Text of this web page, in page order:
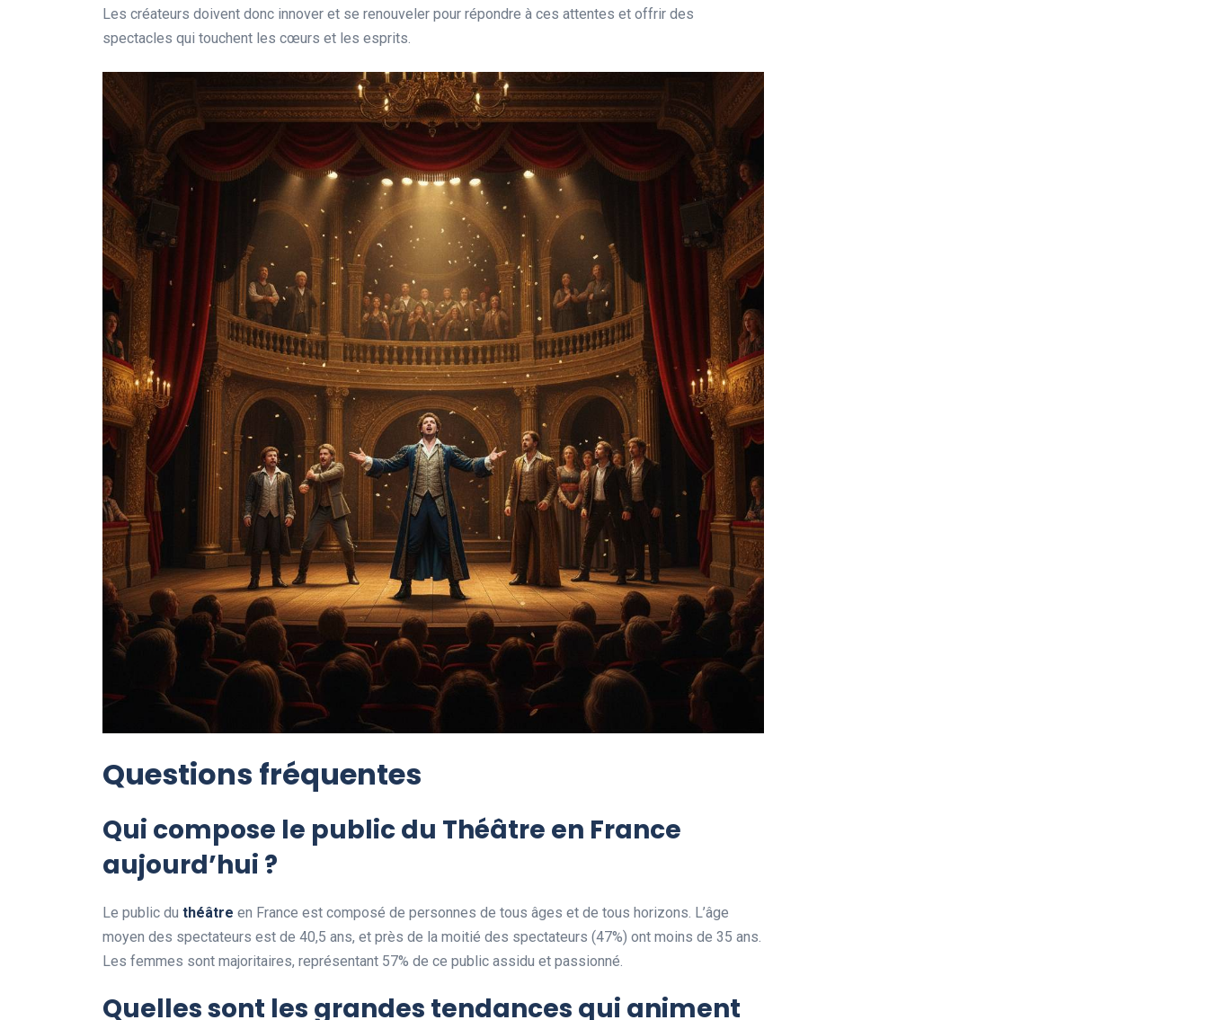
Les créateurs doivent donc innover et se renouveler pour répondre à ces attentes et offrir des
spectacles qui touchent les cœurs et les esprits.
Questions fréquentes
Qui compose le public du Théâtre en France
aujourd’hui ?
Le public du théâtre en France est composé de personnes de tous âges et de tous horizons. L’âge
moyen des spectateurs est de 40,5 ans, et près de la moitié des spectateurs (47%) ont moins de 35 ans.
Les femmes sont majoritaires, représentant 57% de ce public assidu et passionné.
Quelles sont les grandes tendances qui animent